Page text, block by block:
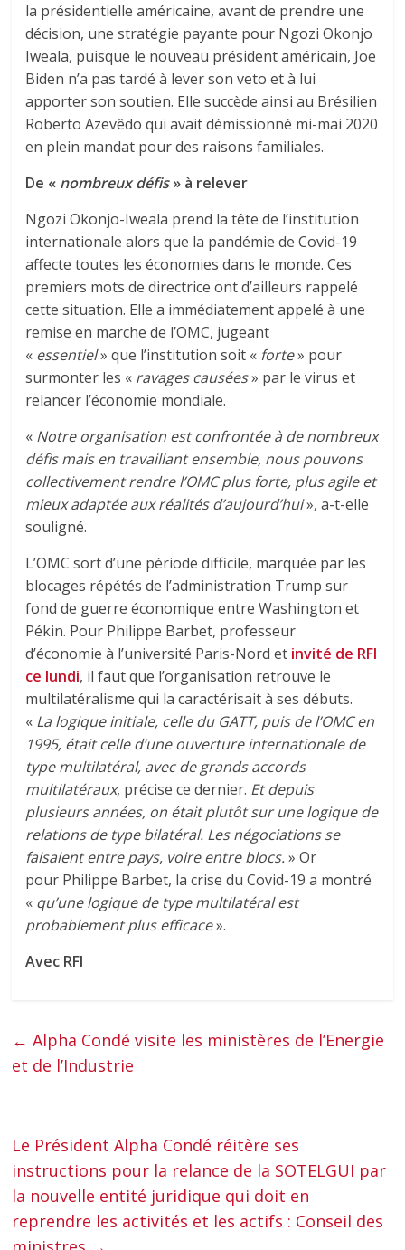
la présidentielle américaine, avant de prendre une
décision, une stratégie payante pour Ngozi Okonjo
Iweala, puisque le nouveau président américain, Joe
Biden n’a pas tardé à lever son veto et à lui
apporter son soutien. Elle succède ainsi au Brésilien
Roberto Azevêdo qui avait démissionné mi-mai 2020
en plein mandat pour des raisons familiales.
De « nombreux défis» à relever
Ngozi Okonjo-Iweala prend la tête de l’institution
internationale alors que la pandémie de Covid-19
affecte toutes les économies dans le monde. Ces
premiers mots de directrice ont d’ailleurs rappelé
cette situation. Elle a immédiatement appelé à une
remise en marche de l’OMC, jugeant
« essentiel» que l’institution soit « forte» pour
surmonter les « ravages causées» par le virus et
relancer l’économie mondiale.
« Notre organisation est confrontée à de nombreux
défis mais en travaillant ensemble, nous pouvons
collectivement rendre l’OMC plus forte, plus agile et
mieux adaptée aux réalités d’aujourd’hui», a-t-elle
souligné.
L’OMC sort d’une période difficile, marquée par les
blocages répétés de l’administration Trump sur
fond de guerre économique entre Washington et
Pékin. Pour Philippe Barbet, professeur
d’économie à l’université Paris-Nord et invité de RFI
ce lundi, il faut que l’organisation retrouve le
multilatéralisme qui la caractérisait à ses débuts.
« La logique initiale, celle du GATT, puis de l’OMC en
1995, était celle d’une ouverture internationale de
type multilatéral, avec de grands accords
multilatéraux, précise ce dernier. Et depuis
plusieurs années, on était plutôt sur une logique de
relations de type bilatéral. Les négociations se
faisaient entre pays, voire entre blocs.» Or
pour Philippe Barbet, la crise du Covid-19 a montré
« qu’une logique de type multilatéral est
probablement plus efficace».
Avec RFI
← Alpha Condé visite les ministères de l’Energie
et de l’Industrie
Le Président Alpha Condé réitère ses
instructions pour la relance de la SOTELGUI par
la nouvelle entité juridique qui doit en
reprendre les activités et les actifs : Conseil des